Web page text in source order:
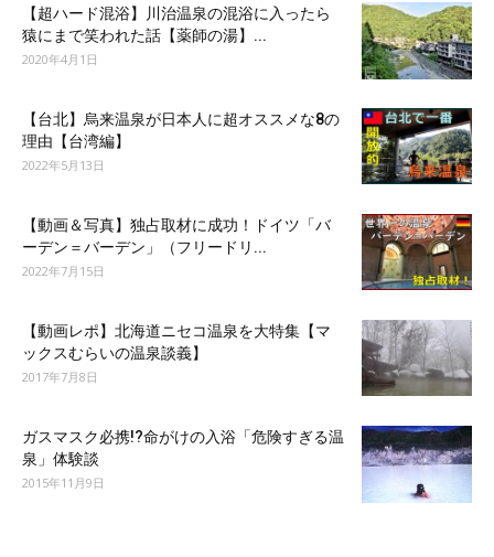
【超ハード混浴】川治温泉の混浴に入ったら
猿にまで笑われた話【薬師の湯】...
2020年4月1日
【台北】烏来温泉が日本人に超オススメな8の
理由【台湾編】
2022年5月13日
【動画＆写真】独占取材に成功！ドイツ「バ
ーデン＝バーデン」（フリードリ...
2022年7月15日
【動画レポ】北海道ニセコ温泉を大特集【マ
ックスむらいの温泉談義】
2017年7月8日
ガスマスク必携!?命がけの入浴「危険すぎる温
泉」体験談
2015年11月9日